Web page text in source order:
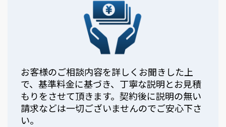
お客様のご相談内容を詳しくお聞きした上
で、基準料金に基づき、丁寧な説明とお見積
もりをさせて頂きます。契約後に説明の無い
請求などは一切ございませんのでご安心下さ
い。